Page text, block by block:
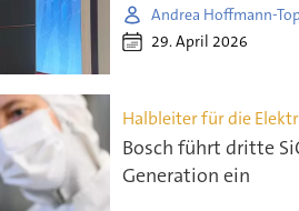
Andrea Hoffmann-
29. April 2026
Halbleiter für die
Bosch führt dritte
Generation ein